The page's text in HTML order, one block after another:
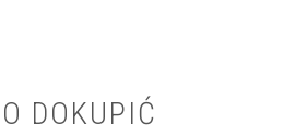
DOKUPIĆ